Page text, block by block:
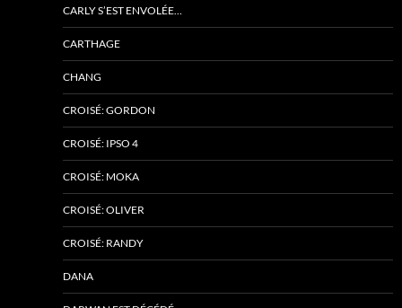
CARLY S’EST ENVOLÉE…
CARTHAGE
CHANG
CROISÉ: GORDON
CROISÉ: IPSO 4
CROISÉ: MOKA
CROISÉ: OLIVER
CROISÉ: RANDY
DANA